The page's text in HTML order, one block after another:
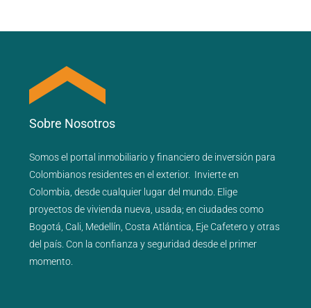
Sobre Nosotros
Somos el portal inmobiliarioyfinancierode inversión para
Colombianos residentes en el exterior. Invierte en
Colombia, desde cualquier lugar del mundo. Elige
proyectos devivienda nueva usada; en ciudades como
Bogotá Cali Medellín Costa Atlántica Eje Cafeteroyotras
del país . Con la confianza y seguridad desde el primer
momento.